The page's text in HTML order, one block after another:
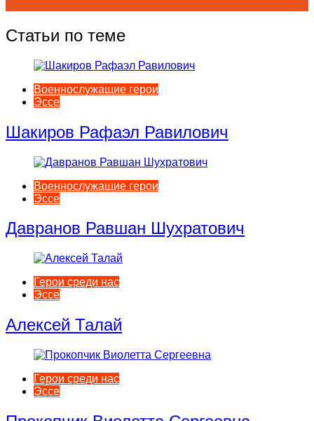
Статьи по теме
Военнослужащие герои
Эссе
Шакиров Рафаэл Равилович
Военнослужащие герои
Эссе
Давранов Равшан Шухратович
Герои среди нас
Эссе
Алексей Талай
Герои среди нас
Эссе